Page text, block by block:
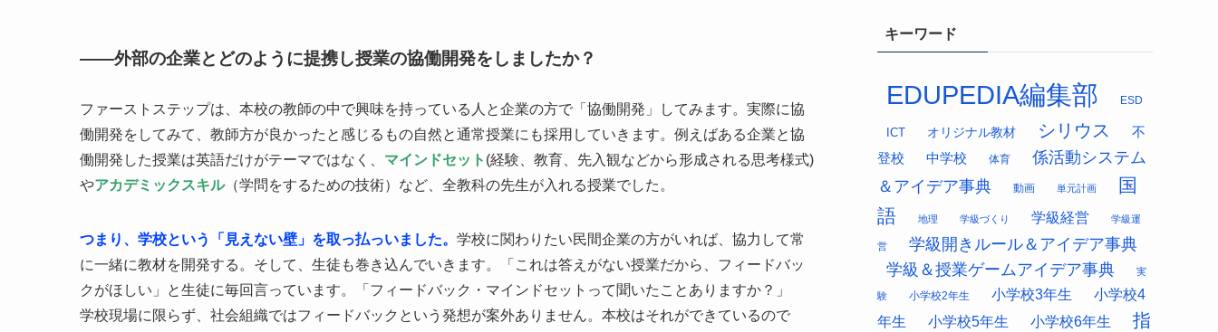
——外部の企業とどのように提携し授業の協働開発をしましたか？
ファーストステップは、本校の教師の中で興味を持っている人と企業の方で「協働開発」してみます。実際に協
働開発をしてみて、教師方が良かったと感じるもの自然と通常授業にも採用していきます。例えばある企業と協
働開発した授業は英語だけがテーマではなく、 マインドセット (経験、教育、先入観などから形成される思考様式)
やアカデミックスキル（学問をするための技術）など、全教科の先生が入れる授業でした。
つまり、学校という「見えない壁」を取っ払っいました。 学校に関わりたい民間企業の方がいれば、協力して常
に一緒に教材を開発する。そして、生徒も巻き込んでいきます。「これは答えがない授業だから、フィードバッ
クがほしい」と生徒に毎回言っています。「フィードバック・マインドセットって聞いたことありますか？」
学校現場に限らず、社会組織ではフィードバックという発想が案外ありません。本校はそれができているので
キーワード
EDUPEDIA編集部 ESD
ICT オリジナル教材 シリウス
不
登校
中学校 体育
係活動システム
＆アイデア事典
動画 単元計画
国
語
地理 学級づくり 学級経営 学級運
営
学級開きルール＆アイデア事典
学級＆授業ゲームアイデア事典
実
験 小学校2年生 小学校3年生
小学校4
年生
小学校5年生 小学校6年生
指